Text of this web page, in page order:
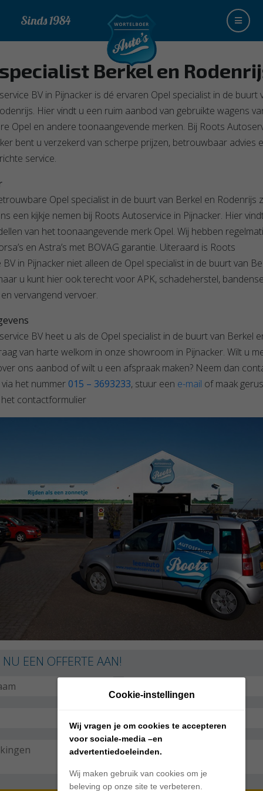
Sinds 1984
Berkel en
BV in Pijnacker is dé ervaren Opel specialist in de buurt
Hier vindt u een ruim aanbod van gebruikte wagens
Opel en andere toonaangevende merken. Bij Roots
bent u verzekerd van scherpe prijzen, betrouwbaar advies
service.
Opel specialist in de buurt van Berkel en Rodenrijs
een kijkje nemen bij Roots Autoservice in Pijnacker. Hier
van het toonaangevende merk Opel. Wij hebben
en Astra’s met BOVAG garantie. Uiteraard is Roots
in Pijnacker niet alleen de Opel specialist in de buurt van
u kunt hier ook terecht voor APK, schadeherstel,
vervangend vervoer.
BV heet u als de Opel specialist in de buurt van Berkel
van harte welkom in onze showroom in Pijnacker. Wilt u
ons aanbod of wilt u een afspraak maken? Neem dan
het nummer015 – 3693233, stuur een e-mail of maak
contactformulier
EEN OFFERTE AAN!
Cookie-instellingen
Wij vragen je om cookies te accepteren
voor sociale-media –en
advertentiedoeleinden.
Wij maken gebruik van cookies om je
beleving op onze site te verbeteren.